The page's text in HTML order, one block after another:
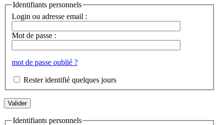
Identifiants personnels
Login ou adresse email :
Mot de passe :
mot de passe oublié ?
Rester identifié quelques jours
Identifiants personnels